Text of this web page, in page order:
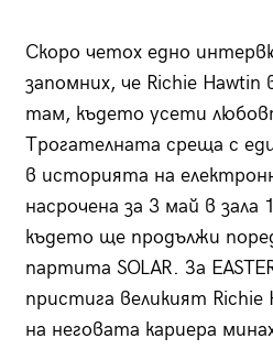
Скоро четох едно
запомних, че Richie Hawtin
там, където усети
Трогателната среща с
в историята на
насрочена за 3 май в зала
където ще продължи
партита SOLAR. За
пристига великият
на неговата кариера